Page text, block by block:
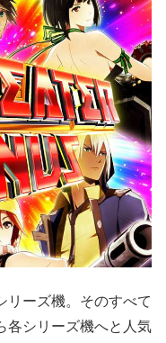
リーズ機。そのすべて
各シリーズ機へと人気